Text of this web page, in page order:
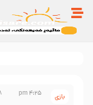
بازی 4:25 pm
28